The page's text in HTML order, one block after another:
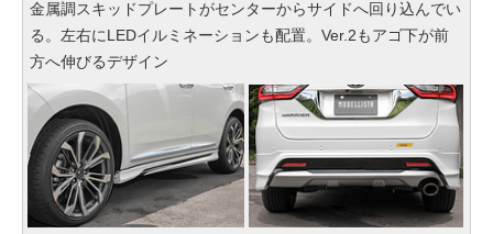
金属調スキッドプレートがセンターからサイドへ回り込んでい
る。左右にLEDイルミネーションも配置。Ver.2もアゴ下が前
方へ伸びるデザイン